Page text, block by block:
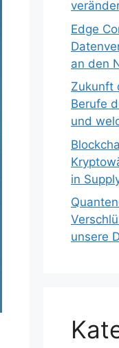
Edge
an den
Zukunft
Berufe
und
in
unsere